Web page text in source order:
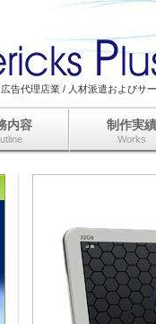
告代理店業 / 人材派遣およびサ
内容 制作実績
Works